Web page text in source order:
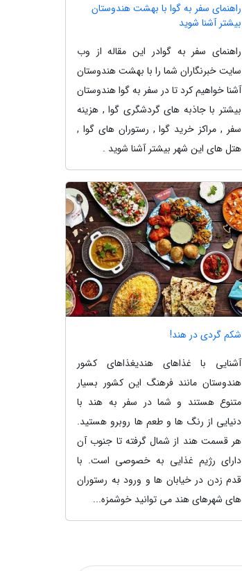
راهنمای سفر به گوا با بهشت هندوستان
بیشتر آشنا شوید
راهنمای سفر به گوادر این مقاله از وب
سایت خبرنگاران شما را با بهشت هندوستان
آشنا خواهیم کرد تا در سفر به گوا هندوستان
بیشتر با جاذبه های گردشگری گوا , هزینه
سفر , مراکز خرید گوا , رستوران های گوا ,
هتل های این شهر بیشتر آشنا شوید .
شکم گردی در هند!
آشنایی با غذاهای هندیغذاهای کشور
هندوستان مانند فرهنگ این کشور بسیار
متنوع هستند و شما در سفر به هند با
دنیایی از رنگ ها و طعم ها روبرو هستید.
هر قسمت هند از شمال گرفته تا جنوب آن
دارای رژیم غذایی به خصوصی است. با
قدم زدن در خیابان ها و ورود به رستوران
های شهرهای هند می توانید خوشمزه...